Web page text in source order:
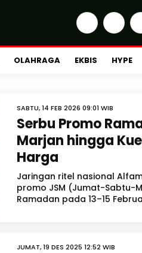
OLAHRAGA EKBIS HYPE
SABTU, 14 FEB 2026 09:01 WIB
Serbu Promo
Marjan hingga
Harga
Jaringan ritel nasional
promo JSM (Jumat-Sabtu-
Ramadan pada 13–15
JUMAT, 19 DES 2025 12:52 WIB